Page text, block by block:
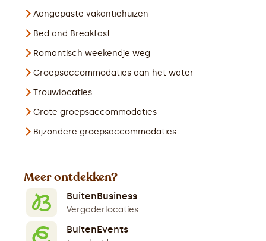
Aangepaste vakantiehuizen
Bed and Breakfast
Romantisch weekendje weg
Groepsaccommodaties aan het water
Trouwlocaties
Grote groepsaccommodaties
Bijzondere groepsaccommodaties
Meer ontdekken?
BuitenBusiness
Vergaderlocaties
BuitenEvents